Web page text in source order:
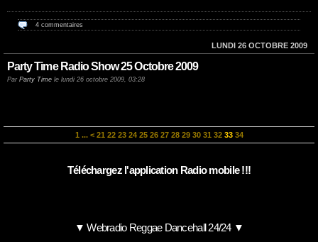
4 commentaires
LUNDI 26 OCTOBRE 2009
Party Time Radio Show 25 Octobre 2009
Par Party Time le lundi 26 octobre 2009, 03:28
1 ... < 21 22 23 24 25 26 27 28 29 30 31 32 33 34
Téléchargez l'application Radio mobile !!!
▼ Webradio Reggae Dancehall 24/24 ▼